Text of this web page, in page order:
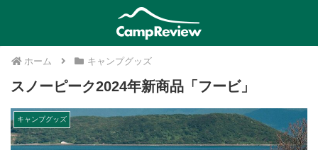
ホーム キャンプグッズ
スノーピーク2024年新商品「フービ」
キャンプグッズ